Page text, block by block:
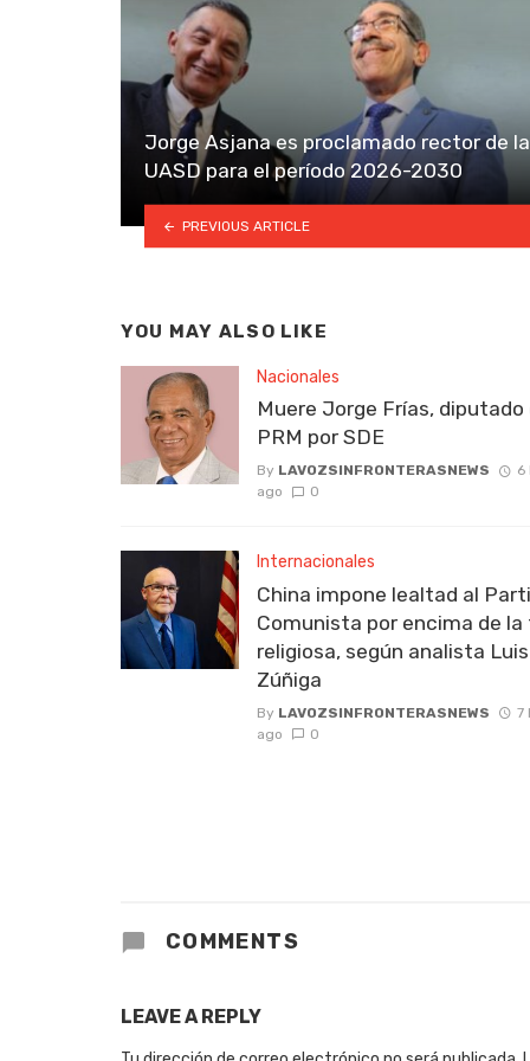
Jorge Asjana es proclamado rector de la
UASD para el período 2026-2030
PREVIOUS ARTICLE
YOU MAY ALSO LIKE
Nacionales
Muere Jorge Frías, diputado
PRM por SDE
By LAVOZSINFRONTERASNEWS
6
ago
0
Internacionales
China impone lealtad al
Comunista por encima de la
religiosa, según analista Luis
Zúñiga
By LAVOZSINFRONTERASNEWS
7
ago
0
COMMENTS
LEAVE A REPLY